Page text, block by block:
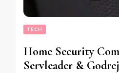
TECH
Home Security
Servleader & Godrej